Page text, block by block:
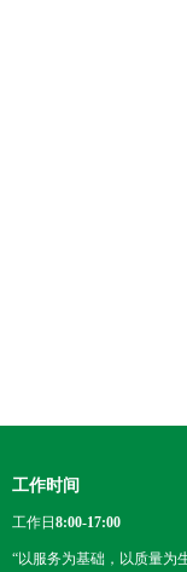
工作时间
工作日 8:00-17:00
“以服务为基础，以质量为